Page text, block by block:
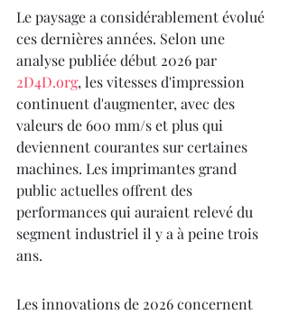
Le paysage a considérablement évolué
ces dernières années. Selon une
analyse publiée début 2026 par
2D4D.org, les vitesses d'impression
continuent d'augmenter, avec des
valeurs de 600 mm/s et plus qui
deviennent courantes sur certaines
machines. Les imprimantes grand
public actuelles offrent des
performances qui auraient relevé du
segment industriel il y a à peine trois
ans.
Les innovations de 2026 concernent